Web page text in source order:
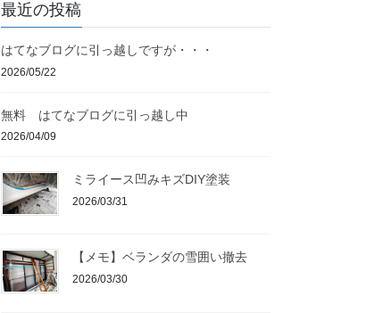
最近の投稿
はてなブログに引っ越しですが・・・
2026/05/22
無料 はてなブログに引っ越し中
2026/04/09
ミライース凹みキズDIY塗装
2026/03/31
【メモ】ベランダの雪囲い撤去
2026/03/30